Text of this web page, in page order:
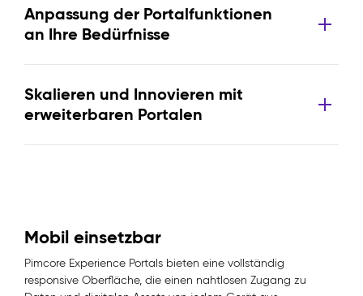
Anpassung der Portalfunktionen
an Ihre Bedürfnisse
Skalieren und Innovieren mit
erweiterbaren Portalen
Mobil einsetzbar
Pimcore Experience Portals bieten eine vollständig
responsive Oberfläche, die einen nahtlosen Zugang zu